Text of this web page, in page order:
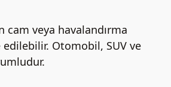
cam veya havalandırma
edilebilir. Otomobil, SUV ve